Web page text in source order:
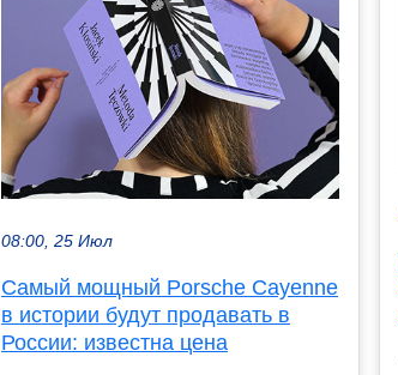
08:00, 25 Июл
Самый мощный Porsche Cayenne
в истории будут продавать в
России: известна цена